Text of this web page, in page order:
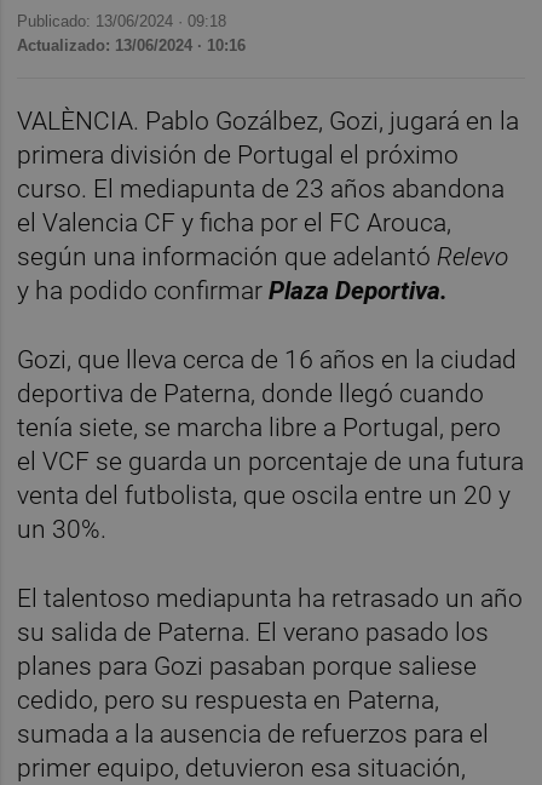
Publicado: 13/06/2024 ·09:18
Actualizado: 13/06/2024 · 10:16
VALÈNCIA. Pablo Gozálbez, Gozi, jugará en la
primera división de Portugal el próximo
curso. El mediapunta de 23 años abandona
el Valencia CF y ficha por el FC Arouca,
según una información que adelantó Relevo
y ha podido confirmar Plaza Deportiva.
Gozi, que lleva cerca de 16 años en la ciudad
deportiva de Paterna, donde llegó cuando
tenía siete, se marcha libre a Portugal, pero
el VCF se guarda un porcentaje de una futura
venta del futbolista, que oscila entre un 20 y
un 30%.
El talentoso mediapunta ha retrasado un año
su salida de Paterna. El verano pasado los
planes para Gozi pasaban porque saliese
cedido, pero su respuesta en Paterna,
sumada a la ausencia de refuerzos para el
primer equipo, detuvieron esa situación,